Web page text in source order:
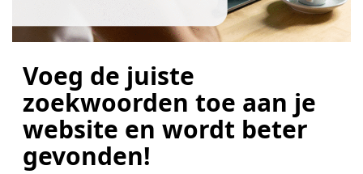
Voeg de juiste
zoekwoorden toe aan je
website en wordt beter
gevonden!